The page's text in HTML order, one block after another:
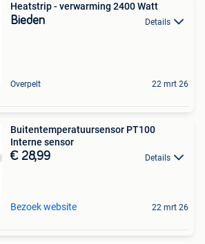
Heatstrip - verwarming 2400 Watt
Bieden Details
Overpelt 22 mrt 26
Buitentemperatuursensor PT100
Interne sensor
€ 28,99 Details
Bezoek website 22 mrt 26